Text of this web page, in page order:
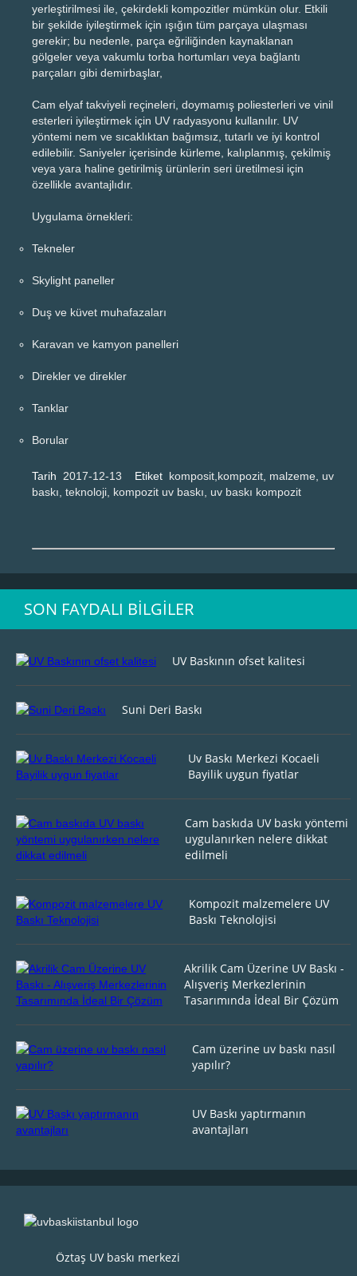
yerleştirilmesi ile, çekirdekli kompozitler mümkün olur. Etkili
bir şekilde iyileştirmek için ışığın tüm parçaya ulaşması
gerekir; bu nedenle, parça eğriliğinden kaynaklanan
gölgeler veya vakumlu torba hortumları veya bağlantı
parçaları gibi demirbaşlar,
Cam elyaf takviyeli reçineleri, doymamış poliesterleri ve vinil
esterleri iyileştirmek için UV radyasyonu kullanılır. UV
yöntemi nem ve sıcaklıktan bağımsız, tutarlı ve iyi kontrol
edilebilir. Saniyeler içerisinde kürleme, kalıplanmış, çekilmiş
veya yara haline getirilmiş ürünlerin seri üretilmesi için
özellikle avantajlıdır.
Uygulama örnekleri:
Tekneler
Skylight paneller
Duş ve küvet muhafazaları
Karavan ve kamyon panelleri
Direkler ve direkler
Tanklar
Borular
Tarih 2017-12-13 Etiket komposit,kompozit, malzeme, uv
baskı, teknoloji, kompozit uv baskı, uv baskı kompozit
SON FAYDALI BILGILER
UV Baskının ofset kalitesi
Suni Deri Baskı
Uv Baskı Merkezi Kocaeli
Bayilik uygun fiyatlar
Cam baskıda UV baskı yöntemi
uygulanırken nelere dikkat
edilmeli
Kompozit malzemelere UV
Baskı Teknolojisi
Akrilik Cam Üzerine UV Baskı -
Alışveriş Merkezlerinin
Tasarımında İdeal Bir Çözüm
Cam üzerine uv baskı nasıl
yapılır?
UV Baskı yaptırmanın
avantajları
Öztaş UV baskı merkezi